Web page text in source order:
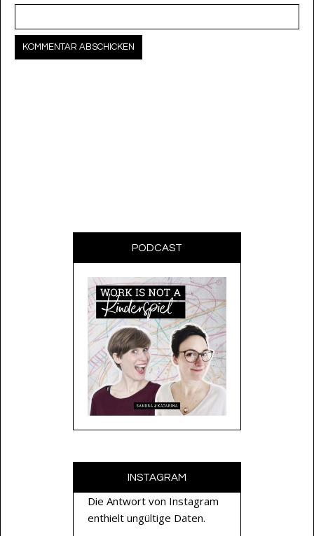
PODCAST
INSTAGRAM
Die Antwort von Instagram
enthielt ungültige Daten.